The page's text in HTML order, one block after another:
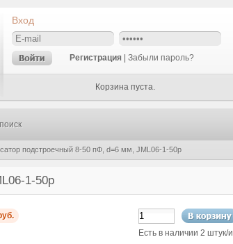
Вход
Регистрация Забыли пароль?
Корзина пуста.
подстроечный 8-50 пФ, d=6 мм, JML06-1-50p
1-50p
Есть в наличии 2 штук/и